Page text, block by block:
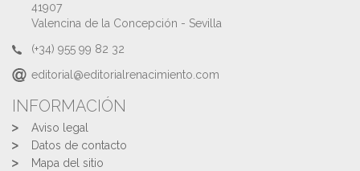
41907
Valencina de la Concepción - Sevilla
(+34) 955 99 82 32
editorial@editorialrenacimiento.com
INFORMACIÓN
Aviso legal
Datos de contacto
Mapa del sitio